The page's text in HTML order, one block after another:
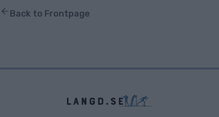
Back to Frontpage